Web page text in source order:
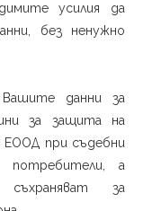
усилия да
без ненужно
данни за
за защита на
при съдебни
потребители, а
за